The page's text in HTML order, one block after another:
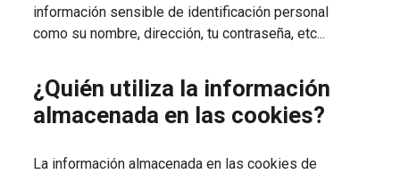
información sensible de identificación personal
como su nombre, dirección, tu contraseña, etc...
¿Quién utiliza la información
almacenada en las cookies?
La información almacenada en las cookies de